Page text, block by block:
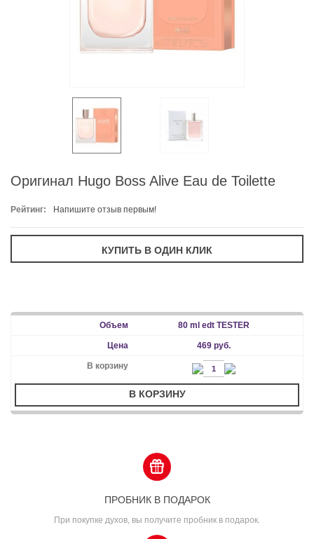
Оригинал Hugo Boss Alive Eau de Toilette
Рейтинг: Напишите отзыв первым!
80 ml edt TESTER
469 руб.
В КОРЗИНУ
ПРОБНИК В ПОДАРОК
При покупке духов, вы получите пробник в подарок.